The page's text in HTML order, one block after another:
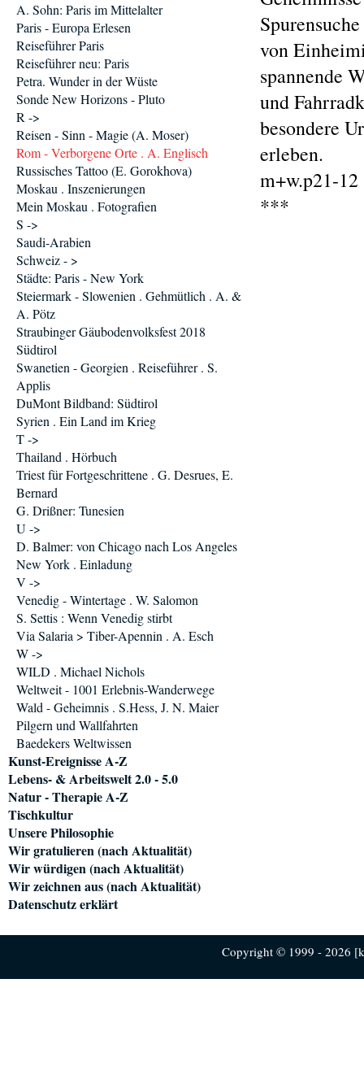
von
spannende
und
besondere
erleben.
m+w.p21-
***
A. Sohn: Paris im Mittelalter
Paris - Europa Erlesen
Reiseführer Paris
Reiseführer neu: Paris
Petra. Wunder in der Wüste
Sonde New Horizons - Pluto
R ->
Reisen - Sinn - Magie (A. Moser)
Rom - Verborgene Orte . A. Englisch
Russisches Tattoo (E. Gorokhova)
Moskau . Inszenierungen
Mein Moskau . Fotografien
S ->
Saudi-Arabien
Schweiz - >
Städte: Paris - New York
Steiermark - Slowenien . Gehmütlich . A. &
A. Pötz
Straubinger Gäubodenvolksfest 2018
Südtirol
Swanetien - Georgien . Reiseführer . S.
Applis
DuMont Bildband: Südtirol
Syrien . Ein Land im Krieg
T ->
Thailand . Hörbuch
Triest für Fortgeschrittene . G. Desrues, E.
Bernard
G. Drißner: Tunesien
U ->
D. Balmer: von Chicago nach Los Angeles
New York . Einladung
V ->
Venedig - Wintertage . W. Salomon
S. Settis : Wenn Venedig stirbt
Via Salaria > Tiber-Apennin . A. Esch
W ->
WILD . Michael Nichols
Weltweit - 1001 Erlebnis-Wanderwege
Wald - Geheimnis . S.Hess, J. N. Maier
Pilgern und Wallfahrten
Baedekers Weltwissen
Kunst-Ereignisse A-Z
Lebens- & Arbeitswelt 2.0 - 5.0
Natur - Therapie A-Z
Tischkultur
Unsere Philosophie
Wir gratulieren (nach Aktualität)
Wir würdigen (nach Aktualität)
Wir zeichnen aus (nach Aktualität)
Datenschutz erklärt
Copyright © 1999 - 2026